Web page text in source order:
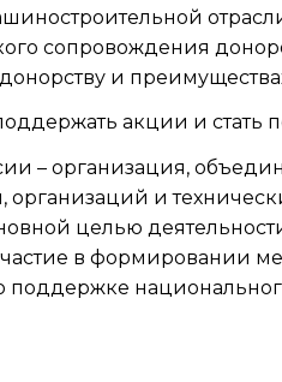
сопровождения
и
акции и стать
– организация,
и
целью
в формировании
поддержке